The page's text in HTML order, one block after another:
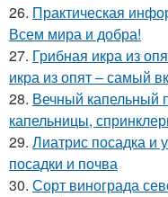
26. Практическая
Всем мира и добра!
27. Грибная икра из
икра из опят – самый
28. Вечный капельный
капельницы,
29. Лиатрис посадка и
посадки и почва
30. Сорт винограда